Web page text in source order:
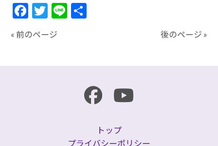
Facebook
Twitter
Line
« 前のページ 後のページ »
トップ
プライバシーポリシー